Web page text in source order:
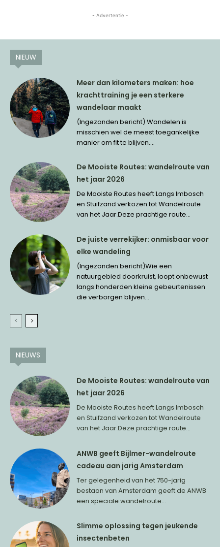
- Advertentie -
NIEUW
Meer dan kilometers maken: hoe
krachttraining je een sterkere
wandelaar maakt
(Ingezonden bericht) Wandelen is
misschien wel de meest toegankelijke
manier om fit te blijven....
De Mooiste Routes: wandelroute van
het jaar 2026
De Mooiste Routes heeft Langs Imbosch
en Stuifzand verkozen tot Wandelroute
van het Jaar.Deze prachtige route...
De juiste verrekijker: onmisbaar voor
elke wandeling
(Ingezonden bericht)Wie een
natuurgebied doorkruist, loopt onbewust
langs honderden kleine gebeurtenissen
die verborgen blijven...
NIEUWS
De Mooiste Routes: wandelroute van
het jaar 2026
De Mooiste Routes heeft Langs Imbosch
en Stuifzand verkozen tot Wandelroute
van het Jaar.Deze prachtige route...
ANWB geeft Bijlmer-wandelroute
cadeau aan jarig Amsterdam
Ter gelegenheid van het 750-jarig
bestaan van Amsterdam geeft de ANWB
een speciale wandelroute...
Slimme oplossing tegen jeukende
insectenbeten